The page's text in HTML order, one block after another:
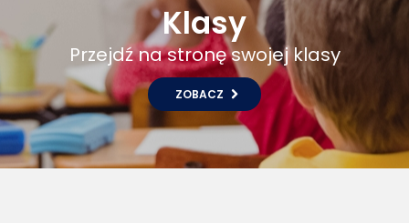
Klasy
Przejdź na stronę swojej klasy
ZOBACZ